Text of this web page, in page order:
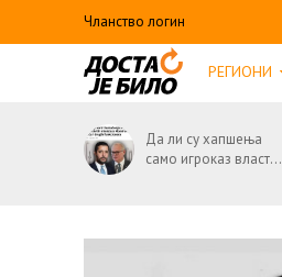
Чланство логин
РЕГИОНИ
Да ли су хапшења
само игроказ власт...